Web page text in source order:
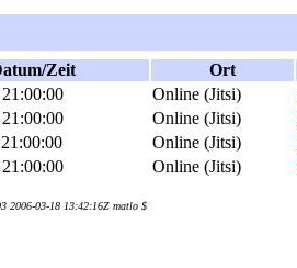
Zeit Ort
Online (Jitsi)
Online (Jitsi)
Online (Jitsi)
Online (Jitsi)
2006-03-18 13:42:16Z matlo $